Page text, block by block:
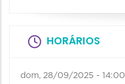
HORÁRIOS
dom, 28/09/2025 - 14:00